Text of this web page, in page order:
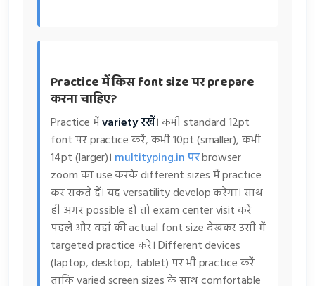
Practice में किस font size पर prepare
करना चाहिए?
Practice मेंvariety रखें। कभी standard 12pt
font पर practice करें, कभी 10pt (smaller), कभी
14pt (larger)।multityping.in परbrowser
zoom का use करके different sizes में practice
कर सकते हैं। यह versatility develop करेगा। साथ
ही अगर possible हो तो exam center visit करें
पहले और वहां की actual font size देखकर उसी में
targeted practice करें। Different devices
(laptop, desktop, tablet) पर भी practice करें
ताकि varied screen sizes के साथ comfortable